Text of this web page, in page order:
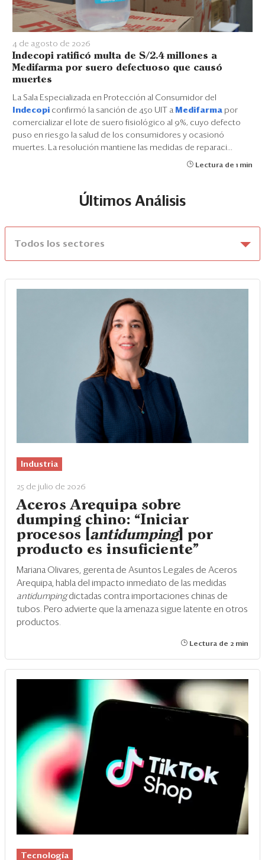
4 de agosto de 2026
Indecopi ratificó multa de S/2.4 millones a
Medifarma por suero defectuoso que causó
muertes
La Sala Especializada en Protección al Consumidor del
Indecopi confirmó la sanción de 450 UIT a Medifarma por
comercializar el lote de suero fisiológico al 9%, cuyo defecto
puso en riesgo la salud de los consumidores y ocasionó
muertes. La resolución mantiene las medidas de reparaci...
Lectura de 1 min
Últimos Análisis
Todos los sectores
Industria
25 de julio de 2026
Aceros Arequipa sobre
dumping chino: “Iniciar
procesos [ antidumping] por
producto es insuficiente”
Mariana Olivares, gerenta de Asuntos Legales de Aceros
Arequipa, habla del impacto inmediato de las medidas
antidumpingdictadas contra importaciones chinas de
tubos. Pero advierte que la amenaza sigue latente en otros
productos.
Lectura de 2 min
Tecnología